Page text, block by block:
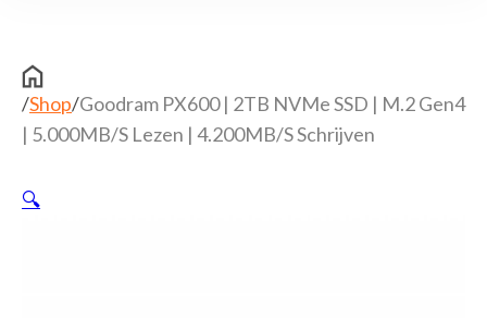
/Shop/Goodram PX600 | 2TB NVMe SSD | M.2 Gen4
| 5.000MB/s Lezen | 4.200MB/s Schrijven
🔍